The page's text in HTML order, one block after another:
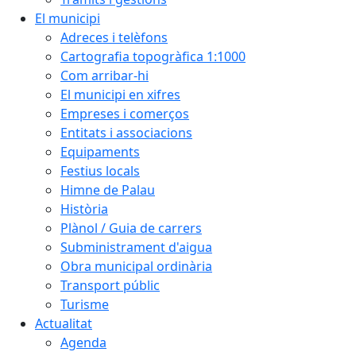
El municipi
Adreces i telèfons
Cartografia topogràfica 1:1000
Com arribar-hi
El municipi en xifres
Empreses i comerços
Entitats i associacions
Equipaments
Festius locals
Himne de Palau
Història
Plànol / Guia de carrers
Subministrament d'aigua
Obra municipal ordinària
Transport públic
Turisme
Actualitat
Agenda